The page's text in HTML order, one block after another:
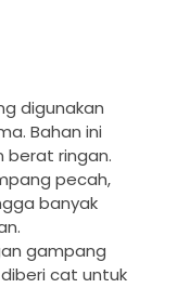
digunakan
Bahan ini
berat ringan.
pecah,
banyak
gampang
cat untuk